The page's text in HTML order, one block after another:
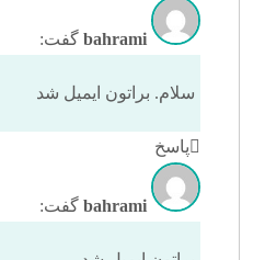
bahrami گفت:
سلام. براتون ایمیل شد
پاسخ
bahrami گفت: